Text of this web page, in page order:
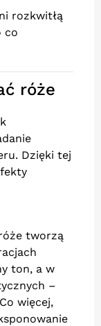
rozkwitłą
co
róże
Dzięki tej
tworzą
ton, a w
–
więcej,